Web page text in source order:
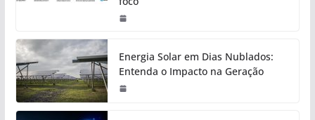
Energia Solar em Dias Nublados:
Entenda o Impacto na Geração